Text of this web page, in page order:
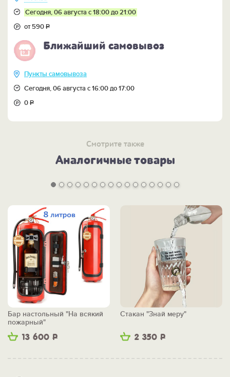
- ВСЕ ПОДАРКИ НА 50 ЛЕТ >>
Сегодня, 06 августа с 18:00 до 21:00
от 590Р
Ближайший самовывоз
Пункты самовывоза
Сегодня, 06 августа с 16:00 до 17:00
0Р
Смотрите также
Аналогичные товары
13 600 Р
Бар настольный "На всякий
пожарный"
2 350 Р
Стакан "Знай меру"